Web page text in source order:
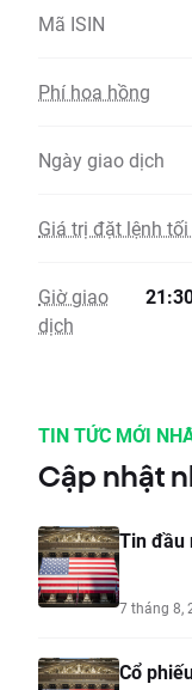
Mã ISIN
Phí hoa hồng
Ngày giao dịch
Giá trị đặt lệnh
Giờ giao
dịch
TIN TỨC MỚI
Cập nhật
Tin đầu
7 tháng 8,
Cổ